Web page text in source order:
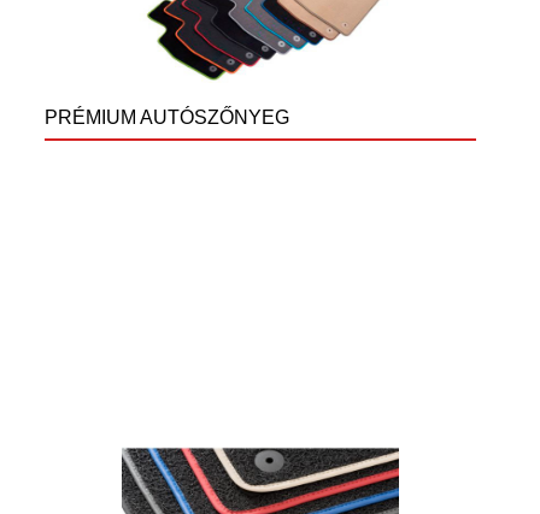
PRÉMIUM AUTÓSZŐNYEG